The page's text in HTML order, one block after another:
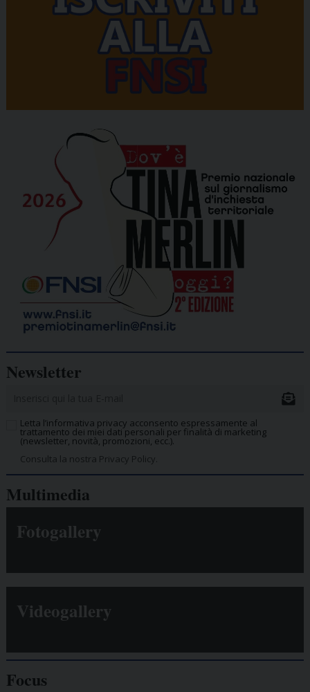
Newsletter
Letta l’informativa privacy acconsento espressamente al
trattamento dei miei dati personali per finalità di marketing
(newsletter, novità, promozioni, ecc.).
Consulta la nostra Privacy Policy.
Multimedia
Fotogallery
Videogallery
Focus